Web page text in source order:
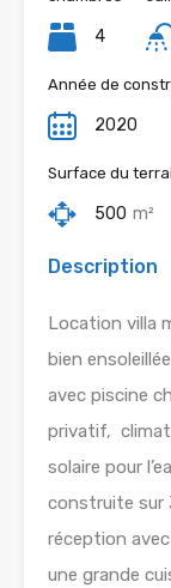
4
Année de
2020
Surface du
500 m²
Description
Location villa
bien
avec piscine
privatif,
solaire pour
construite sur
réception avec
une grande